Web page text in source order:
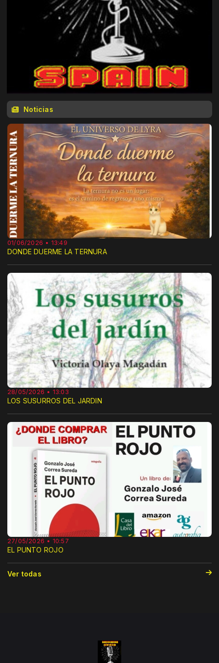
Noticias
01/06/2026 • 13:49
DONDE DUERME LA TERNURA
28/05/2026 • 13:03
LOS SUSURROS DEL JARDIN
27/05/2026 • 10:57
EL PUNTO ROJO
Ver todas